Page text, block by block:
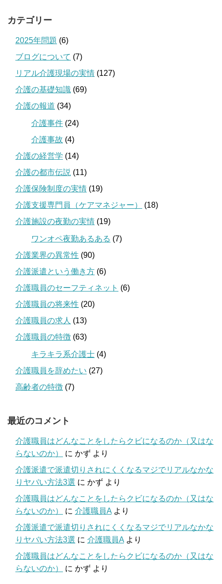
カテゴリー
2025年問題 (6)
ブログについて (7)
リアル介護現場の実情 (127)
介護の基礎知識 (69)
介護の報道 (34)
介護事件 (24)
介護事故 (4)
介護の経営学 (14)
介護の都市伝説 (11)
介護保険制度の実情 (19)
介護支援専門員（ケアマネジャー）
(18)
介護施設の夜勤の実情 (19)
ワンオペ夜勤あるある (7)
介護業界の異常性 (90)
介護派遣という働き方 (6)
介護職員のセーフティネット (6)
介護職員の将来性 (20)
介護職員の求人 (13)
介護職員の特徴 (63)
キラキラ系介護士 (4)
介護職員を辞めたい (27)
高齢者の特徴 (7)
最近のコメント
介護職員はどんなことをしたらクビになるのか（又はな
らないのか）
に かず より
介護派遣で派遣切りされにくくなるマジでリアルなかな
りヤバい方法3選 に かず より
介護職員はどんなことをしたらクビになるのか（又はな
らないのか）
に 介護職員A より
介護派遣で派遣切りされにくくなるマジでリアルなかな
りヤバい方法3選 に 介護職員A より
介護職員はどんなことをしたらクビになるのか（又はな
らないのか）
に かず より